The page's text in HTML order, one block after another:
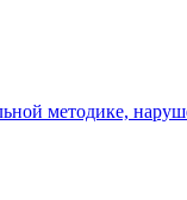
методике,